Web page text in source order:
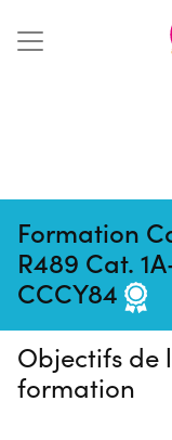
Formation
R489 Cat.
CCCY84
Pas de
ce
Objectifs de
formation